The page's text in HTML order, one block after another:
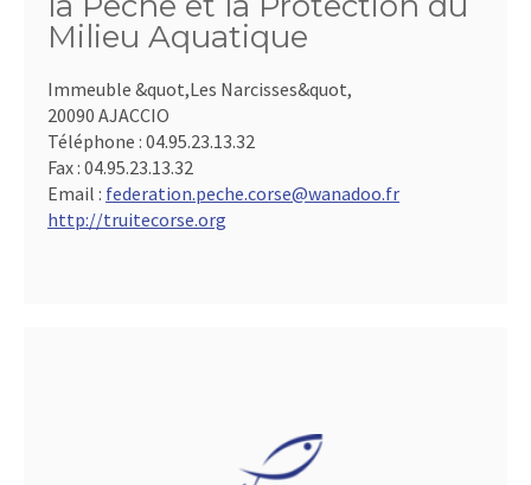
Milieu Aquatique
Immeuble &quot,Les Narcisses&quot,
20090 AJACCIO
Téléphone : 04.95.23.13.32
Fax : 04.95.23.13.32
Email : federation.peche.corse@wanadoo.fr
http://truitecorse.org